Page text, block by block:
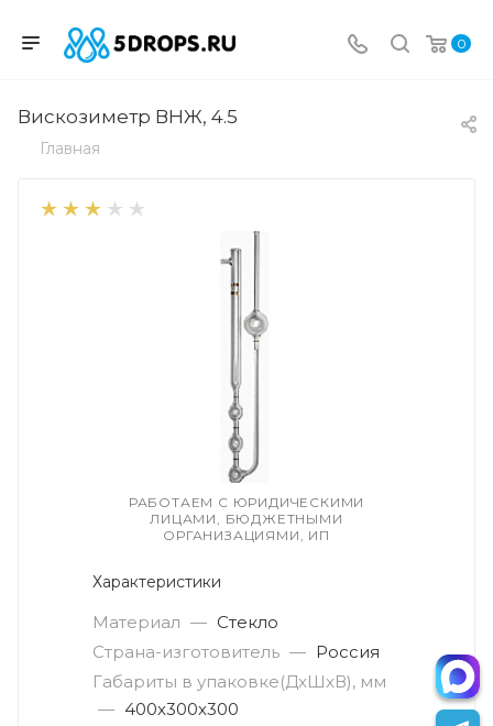
0
Вискозиметр ВНЖ, 4.5
Главная
РАБОТАЕМ С ЮРИДИЧЕСКИМИ
ЛИЦАМИ, БЮДЖЕТНЫМИ
ОРГАНИЗАЦИЯМИ, ИП
Характеристики
Материал — Стекло
Страна-изготовитель — Россия
Габариты в упаковке(ДxШxВ), мм
— 400х300х300